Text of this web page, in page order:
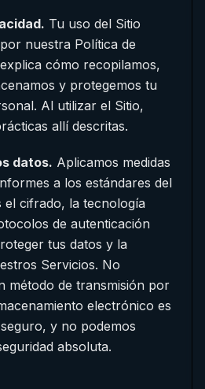
Tu uso del Sitio
nuestra Política de
cómo recopilamos,
y protegemos tu
Al utilizar el Sitio,
allí descritas.
datos. Aplicamos medidas
a los estándares del
el cifrado, la tecnología
de autenticación
tus datos y la
Servicios. No
método de transmisión por
electrónico es
y no podemos
absoluta.